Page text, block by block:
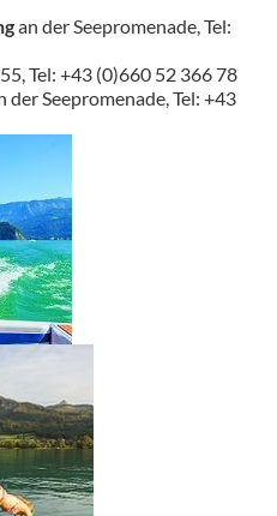
an der Seepromenade, Tel:
Tel: +43 (0)660 52 366 78
der Seepromenade, Tel: +43